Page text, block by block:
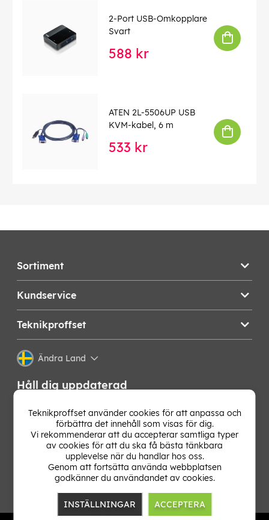
2-Port USB-Omkopplare
Svart
588 kr
ATEN 2L-5506UP USB
KVM-kabel, 6 m
533 kr
Sortiment
Kundservice
Teknikproffset
Ändra Land
Håll dig uppdaterad
Få de senaste nyheterna, hetaste erbjudandena och
bästa tipsen från oss direkt i din mejlkorg. Signa upp på
vårt nyhetsbrev!
Teknikproffset använder cookies för att anpassa och
förbättra det innehåll som visas för dig.
Vi rekommenderar att du accepterar samtliga typer
av cookies för att du ska få bästa tänkbara
upplevelse när du handlar hos oss.
Genom att fortsätta använda webbplatsen
godkänner du användandet av cookies.
INSTÄLLNINGAR ACCEPTERA